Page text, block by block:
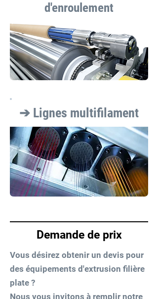
d'enroulement
➔ Lignes multifilament
Demande de prix
Vous désirez obtenir un devis pour
des équipements d'extrusion filière
plate ?
Nous vous invitons à remplir notre